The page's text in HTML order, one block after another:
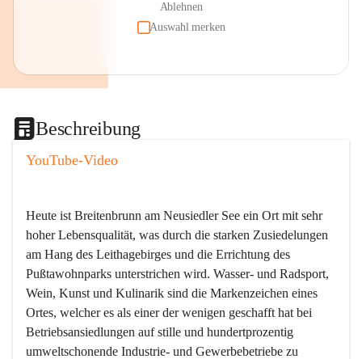
Ablehnen
Auswahl merken
Beschreibung
YouTube-Video
Heute ist Breitenbrunn am Neusiedler See ein Ort mit sehr
hoher Lebensqualität, was durch die starken Zusiedelungen
am Hang des Leithagebirges und die Errichtung des
Pußtawohnparks unterstrichen wird. Wasser- und Radsport,
Wein, Kunst und Kulinarik sind die Markenzeichen eines
Ortes, welcher es als einer der wenigen geschafft hat bei
Betriebsansiedlungen auf stille und hundertprozentig
umweltschonende Industrie- und Gewerbebetriebe zu